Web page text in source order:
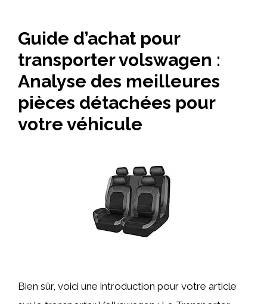
Guide d’achat pour
transporter volswagen :
Analyse des meilleures
pièces détachées pour
votre véhicule
Bien sûr, voici une introduction pour votre article